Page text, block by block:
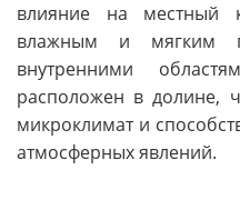
влияние на местный
влажным и мягким
внутренними
расположен в долине,
микроклимат и
атмосферных явлений.